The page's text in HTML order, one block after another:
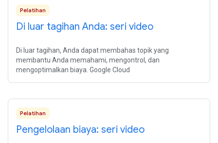
Pelatihan
Di luar tagihan Anda: seri video
Di luar tagihan, Anda dapat membahas topik yang
membantu Anda memahami, mengontrol, dan
mengoptimalkan biaya. Google Cloud
Pelatihan
Pengelolaan biaya: seri video